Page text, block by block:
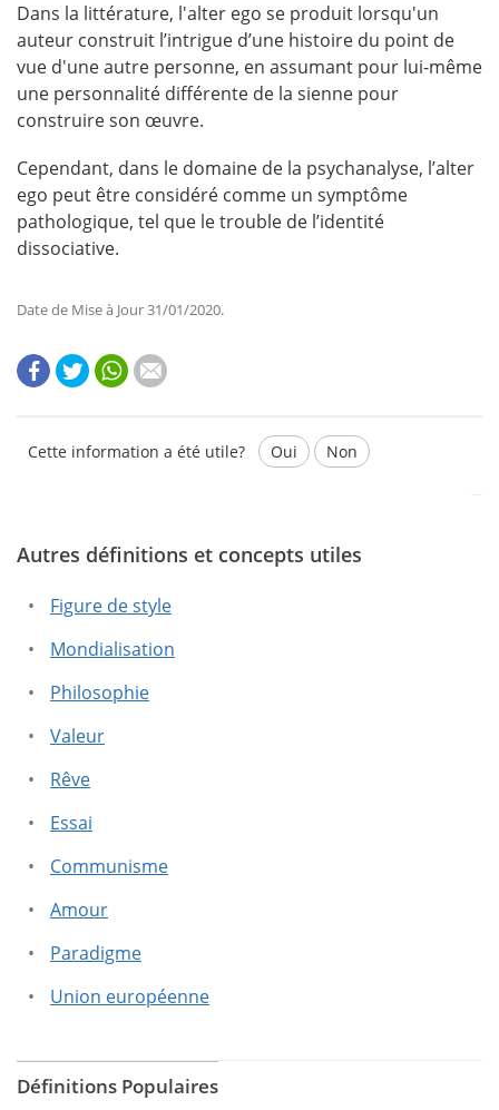
Dans la littérature, l'alter ego se produit lorsqu'un
auteur construit l’intrigue d’une histoire du point de
vue d'une autre personne, en assumant pour lui-même
une personnalité différente de la sienne pour
construire son œuvre.
Cependant, dans le domaine de la psychanalyse, l’alter
ego peut être considéré comme un symptôme
pathologique, tel que le trouble de l’identité
dissociative.
Date de Mise à Jour 31/01/2020.
Cette information a été utile? Oui Non
Ce texte contient des informations erronées.
Ce texte ne contient pas les informations que vous
cherchez.
Autres définitions et concepts utiles
Figure de style
Mondialisation
Philosophie
Valeur
Rêve
Essai
Communisme
Amour
Paradigme
Union européenne
Définitions Populaires